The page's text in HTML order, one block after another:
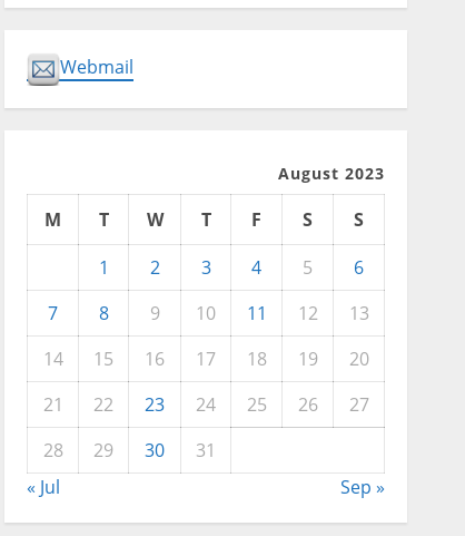
Webmail
August 2023
M T W T F S
S
1
2 3 4 5
6
7
8 9 10 11 12
13
14
15 16 17 18 19
20
21
22 23 24 25 26
27
28
29 30
31
« Jul
Sep »